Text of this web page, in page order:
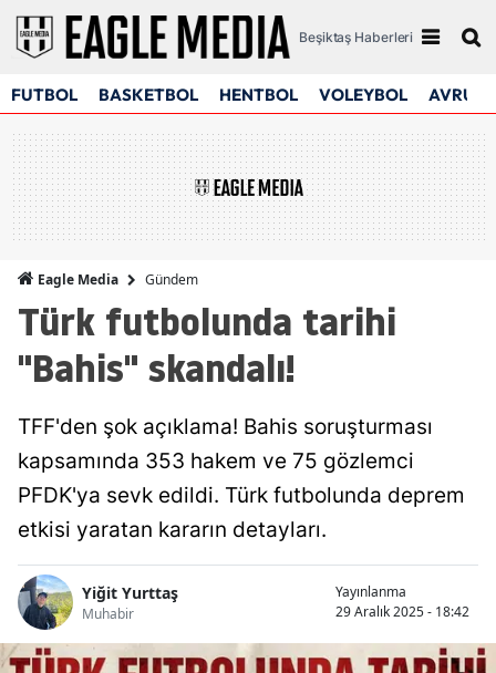
Beşiktaş Haberleri
FUTBOL BASKETBOL HENTBOL VOLEYBOL
Eagle Media Gündem
Türk futbolunda tarihi
"Bahis" skandalı!
TFF'den şok açıklama! Bahis soruşturması
kapsamında 353 hakem ve 75 gözlemci
PFDK'ya sevk edildi. Türk futbolunda deprem
etkisi yaratan kararın detayları.
Yiğit Yurttaş
Muhabir
Yayınlanma
29 Aralık 2025 - 18:42